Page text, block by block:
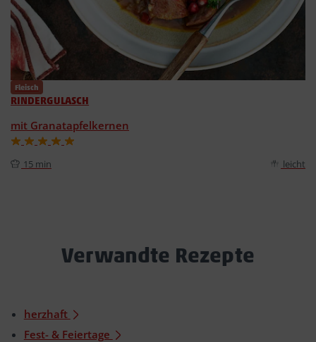
Fleisch
RINDERGULASCH
mit Granatapfelkernen
15 min leicht
Verwandte Rezepte
herzhaft
Fest- & Feiertage